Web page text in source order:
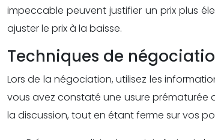
impeccable peuvent justifier un prix plus
ajuster le prix à la baisse.
Techniques de
Lors de la négociation, utilisez les
vous avez constaté une usure prématurée
la discussion, tout en étant ferme sur vos